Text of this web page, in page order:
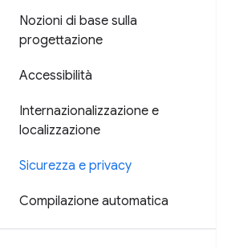
Nozioni di base sulla
progettazione
Accessibilità
Internazionalizzazione e
localizzazione
Sicurezza e privacy
Compilazione automatica